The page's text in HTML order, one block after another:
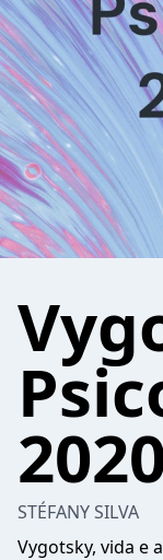
STÉFANY SILVA
Vygotsky, vida e